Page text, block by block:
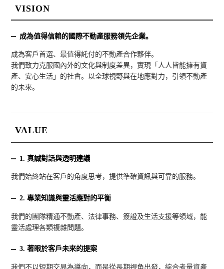
VISION
成為值得信賴的國際不動產服務領先企業。
成為客戶首選、最值得託付的不動產合作夥伴。
我們致力克服國內外的文化與制度差異，實現「人人皆能擁有資
產、安心生活」的社會。 以全球視野與在地應對力，引領不動產
的未來。
VALUE
1.真誠對話與透明建議
我們始終站在客戶的角度思考，提供準確資訊與可靠的服務。
2.專業知識與靈活應對的平衡
我們的團隊精通不動產、法律事務、簽證及生活支援等領域，能
靈活處理各類複雜問題。
3.著眼於客戶未來的提案
我們不以短期交易為導向，而是從長期視角出發，綜合考量資產